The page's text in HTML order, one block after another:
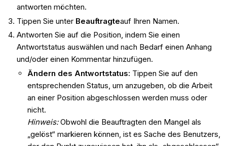
antworten möchten.
Tippen Sie unter Beauftragteauf Ihren Namen.
Antworten Sie auf die Position, indem Sie einen
Antwortstatus auswählen und nach Bedarf einen Anhang
und/oder einen Kommentar hinzufügen.
Ändern des Antwortstatus: Tippen Sie auf den
entsprechenden Status, um anzugeben, ob die Arbeit
an einer Position abgeschlossen werden muss oder
nicht.
Hinweis:Obwohl die Beauftragten den Mangel als
„gelöst“ markieren können, ist es Sache des Benutzers,